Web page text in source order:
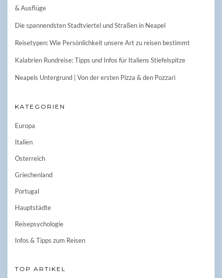
& Ausflüge
Die spannendsten Stadtviertel und Straßen in Neapel
Reisetypen: Wie Persönlichkeit unsere Art zu reisen bestimmt
Kalabrien Rundreise: Tipps und Infos für Italiens Stiefelspitze
Neapels Untergrund | Von der ersten Pizza & den Pozzari
KATEGORIEN
Europa
Italien
Österreich
Griechenland
Portugal
Hauptstädte
Reisepsychologie
Infos & Tipps zum Reisen
TOP ARTIKEL